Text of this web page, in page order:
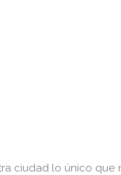
ciudad lo único que